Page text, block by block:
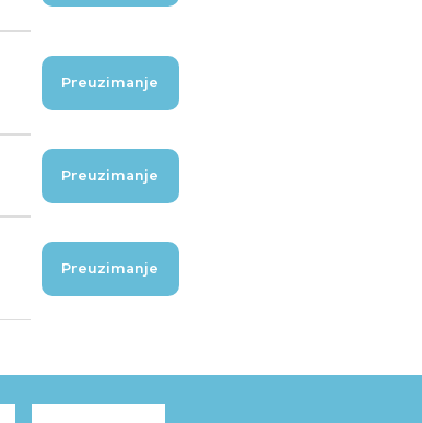
Preuzimanje
Preuzimanje
Preuzimanje